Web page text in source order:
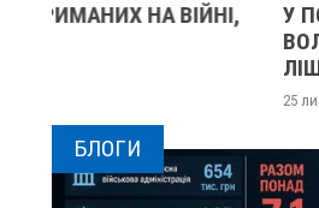
У ПОЛТАВІ
ВОЛОДИМИРОМ
БЛОГИ